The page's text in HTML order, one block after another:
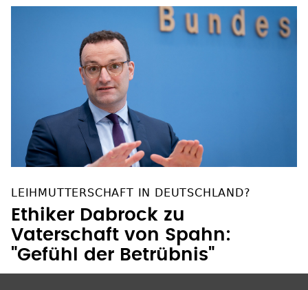
Ethiker Dabrock zu
Vaterschaft von Spahn:
"Gefühl der Betrübnis"